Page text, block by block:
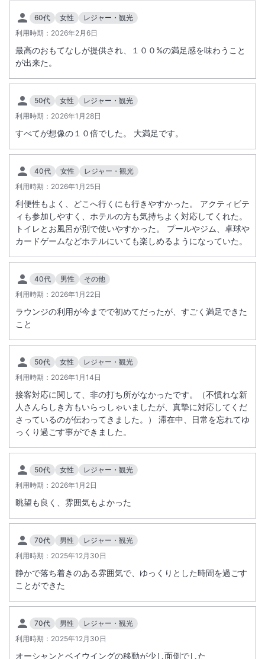
60代 女性
レジャー・観光
利用時期： 2026年2月6日
最高のおもてなしが提供され、１００%の満足感を味わうこと
が出来た。
50代 女性
レジャー・観光
利用時期： 2026年1月28日
すべてが想像の１０倍でした。 大満足です。
40代 女性
レジャー・観光
利用時期： 2026年1月25日
利便性もよく、どこへ行くにも行きやすかった。 アクティビテ
ィも参加しやすく、ホテルの方も気持ちよく対応してくれた。
トイレとお風呂が別で使いやすかった。 プールやジム、卓球や
カードゲームなどホテルにいても楽しめるようになっていた。
40代 男性
その他
利用時期： 2026年1月22日
ラウンジの利用が今までで初めてだったが、すごく満足できた
こと
50代 女性
レジャー・観光
利用時期： 2026年1月14日
接客対応に関して、非の打ち所がなかったです。（不慣れな新
人さんらしき方もいらっしゃいましたが、真摯に対応してくだ
さっているのが伝わってきました。） 滞在中、日常を忘れてゆ
っくり過ごす事ができました。
50代 女性
レジャー・観光
利用時期： 2026年1月2日
眺望も良く、雰囲気もよかった
70代 男性
レジャー・観光
利用時期： 2025年12月30日
静かで落ち着きのある雰囲気で、ゆっくりとした時間を過ごす
ことができた
70代 男性
レジャー・観光
利用時期： 2025年12月30日
オーシャンとベイウイングの移動が少し面倒でした